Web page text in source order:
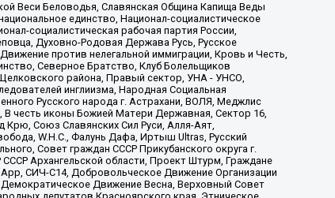
Веси Беловодья, Славянская Община Капища Веды
единство, Национал-социалистическое
социалистическая рабочая партия России,
Духовно-Родовая Держава Русь, Русское
против нелегальной иммиграции, Кровь и Честь,
Северное Братство, Клуб Болельщиков
района, Правый сектор, УНА - УНСО,
инглиизма, Народная Социальная
Русского народа г. Астрахани, ВОЛЯ, Меджлис
честь иконы Божией Матери Державная, Сектор 16,
Крю, Союз Славянских Сил Руси, Алля-Аят,
W.H.С., Фалунь Дафа, Иртыш Ultras, Русский
Совет граждан СССР Прикубанского округа г.
Архангельской области, Проект Штурм, Граждане
СИЧ-С14, Добровольческое Движение Организации
Движение Весна, Верховный Совет